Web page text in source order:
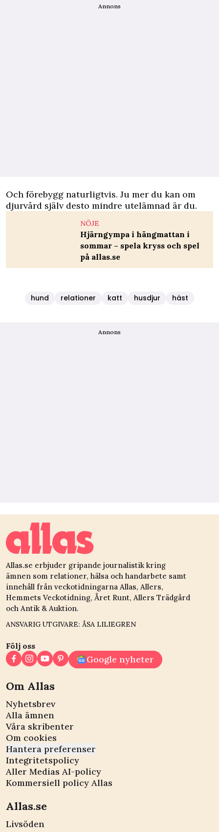
Annons
Och förebygg naturligtvis. Ju mer du kan om
djurvård själv desto mindre utelämnad är du.
NÖJE
Hjärngympa i hängmattan i
sommar – spela kryss och spel
på allas.se
hund relationer katt husdjur häst
Annons
Allas.se erbjuder gripande journalistik kring
ämnen som relationer, hälsa och handarbete samt
innehåll från veckotidningarna Allas, Allers,
Hemmets Veckotidning, Året Runt, Allers Trädgård
och Antik & Auktion.
ANSVARIG UTGIVARE: ÅSA LILIEGREN
Följ oss
Google nyheter
Om Allas
Nyhetsbrev
Alla ämnen
Våra skribenter
Om cookies
Hantera preferenser
Integritetspolicy
Aller Medias AI-policy
Kommersiell policy Allas
Allas.se
Livsöden